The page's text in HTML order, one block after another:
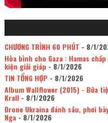
CHƯƠNG TRÌNH 60 PHÚT - 8/1/
Hòa bình cho Gaza : Hamas
kiện giải giáp - 8/1/2026
TIN TỔNG HỢP - 8/1/2026
Album Wallflower (2015) - Bữa
Krall- 8/1/2026
Drone Ukraina đánh sâu, phơi
Nga- 8/1/2026